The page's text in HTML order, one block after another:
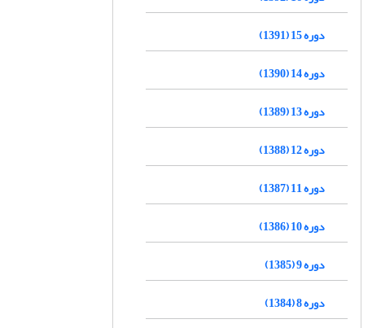
دوره 15 (1391)
دوره 14 (1390)
دوره 13 (1389)
دوره 12 (1388)
دوره 11 (1387)
دوره 10 (1386)
دوره 9 (1385)
دوره 8 (1384)